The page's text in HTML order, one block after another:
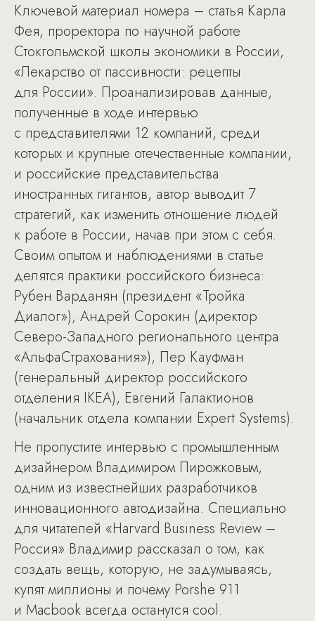
Ключевой материал номера – статья Карла
Фея, проректора по научной работе
Стокгольмской школы экономики в России,
«Лекарство от пассивности: рецепты
для России». Проанализировав данные,
полученные в ходе интервью
с представителями 12 компаний, среди
которых и крупные отечественные компании,
и российские представительства
иностранных гигантов, автор выводит 7
стратегий, как изменить отношение людей
к работе в России, начав при этом с себя.
Своим опытом и наблюдениями в статье
делятся практики российского бизнеса:
Рубен Варданян (президент «Тройка
Диалог»), Андрей Сорокин (директор
Северо-Западного регионального центра
«АльфаСтрахования»), Пер Кауфман
(генеральный директор российского
отделения IKEA), Евгений Галактионов
(начальник отдела компании Expert Systems).
Не пропустите интервью с промышленным
дизайнером Владимиром Пирожковым,
одним из известнейших разработчиков
инновационного автодизайна. Специально
для читателей «Harvard Business Review –
Россия» Владимир рассказал о том, как
создать вещь, которую, не задумываясь,
купят миллионы и почему Porshe 911
и Macbook всегда останутся cool.